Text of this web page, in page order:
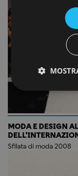
MODA E DESIGN
Sfilata di moda 2008